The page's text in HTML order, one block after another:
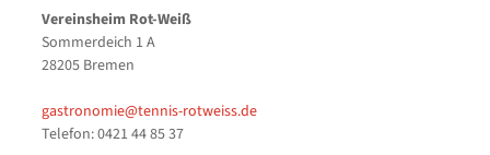
Vereinsheim Rot-Weiß
Sommerdeich 1 A
28205 Bremen
gastronomie@tennis-rotweiss.de
Telefon: 0421 44 85 37